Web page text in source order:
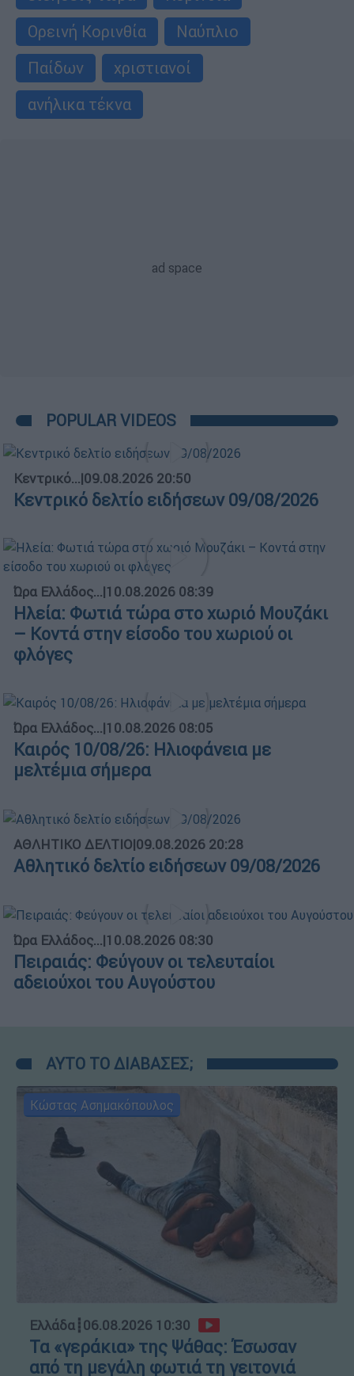
Ορεινή Κορινθία
Ναύπλιο
Παίδων
χριστιανοί
ανήλικα τέκνα
POPULAR VIDEOS
Κεντρικό...|09.08.2026 20:50
Κεντρικό δελτίο ειδήσεων 09/08/2026
Ώρα Ελλάδος...|10.08.2026 08:39
Ηλεία: Φωτιά τώρα στο χωριό Μουζάκι
– Κοντά στην είσοδο του χωριού οι
φλόγες
Ώρα Ελλάδος...|10.08.2026 08:05
Καιρός 10/08/26: Ηλιοφάνεια με
μελτέμια σήμερα
ΑΘΛΗΤΙΚΟ ΔΕΛΤΙΟ|09.08.2026 20:28
Αθλητικό δελτίο ειδήσεων 09/08/2026
Ώρα Ελλάδος...|10.08.2026 08:30
Πειραιάς: Φεύγουν οι τελευταίοι
αδειούχοι του Αυγούστου
ΑΥΤΟ ΤΟ ΔΙΑΒΑΣΕΣ;
Κώστας Ασημακόπουλος
Ελλάδα┋06.08.2026 10:30
Τα «γεράκια» της Ψάθας: Έσωσαν
από τη μεγάλη φωτιά τη γειτονιά